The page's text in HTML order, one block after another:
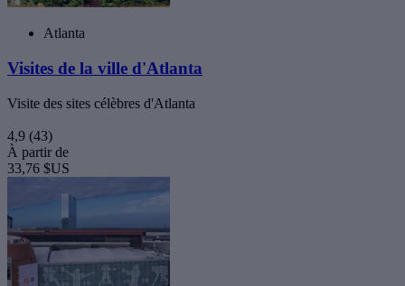
Atlanta
Visites de la ville d'Atlanta
Visite des sites célèbres d'Atlanta
4,9 (43)
À partir de
33,76 $US